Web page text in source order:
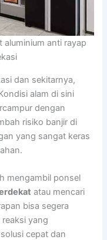
anti rayap
dan sekitarnya,
alam di sini
dengan
risiko banjir di
yang sangat keras
mengambil ponsel
atau mencari
bisa segera
yang
cepat dan